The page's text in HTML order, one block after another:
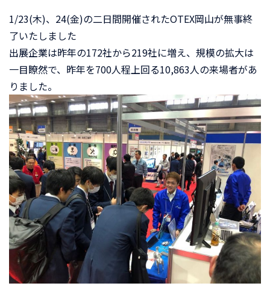
1/23(木)、24(金)の二日間開催されたOTEX岡山が無事終
了いたしました
出展企業は昨年の172社から219社に増え、規模の拡大は
一目瞭然で、昨年を700人程上回る10,863人の来場者があ
りました。